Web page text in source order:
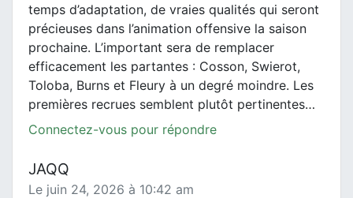
temps d’adaptation, de vraies qualités qui seront
précieuses dans l’animation offensive la saison
prochaine. L’important sera de remplacer
efficacement les partantes : Cosson, Swierot,
Toloba, Burns et Fleury à un degré moindre. Les
premières recrues semblent plutôt pertinentes…
Connectez-vous pour répondre
JAQQ
Le juin 24, 2026 à 10:42 am